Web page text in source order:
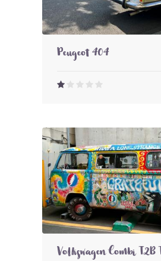
Peugeot 404
Volkswagen Combi T2B